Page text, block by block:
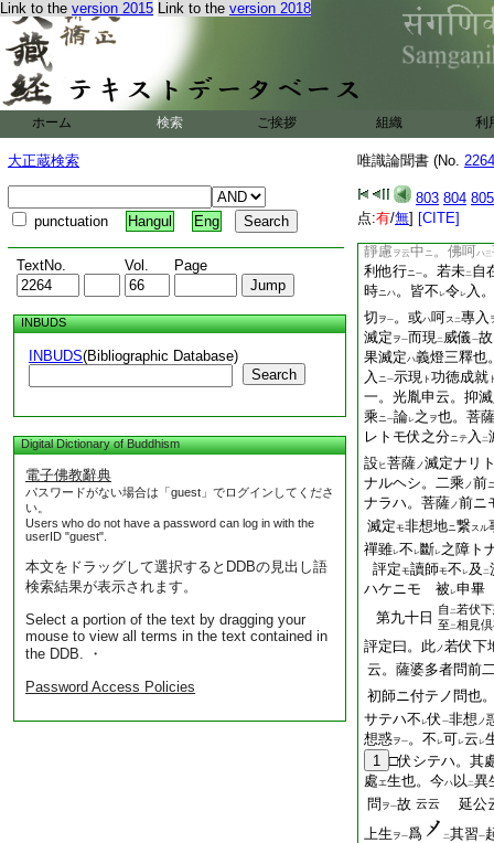
Link to the version 2015 Link to the version 2018
ホーム 検索 ご挨拶 組織 利
大正蔵検索
punctuation Hangul Eng
TextNo. Vol. Page
INBUDS
INBUDS(Bibliographic Database)
Search
Digital Dictionary of Buddhism
電子佛教辭典
パスワードがない場合は「guest」でログインしてくださ
い。
Users who do not have a password can log in with the
userID "guest".
本文をドラッグして選択するとDDBの見出し語
検索結果が表示されます。
Select a portion of the text by dragging your
mouse to view all terms in the text contained in
the DDB. ・
Password Access Policies
唯識論聞書 (No.
803 804 805
点:有/無] [CITE]
欣中ニアルヘシ
一。滅定斷惑二師
讀ハカリ也 讀師
處歟。隨
滅定ヲ
何 讀師云。サコソ
也。苦樂間雜ノ 處カ
故。地獄
難義歟
疏云 餘地心後亦得
現前之下也
靜慮 ヲ云中ニ 。佛呵ハ三
利他行ニ一。若未二 自
時ニハ。皆不 レ令レ 入
切 ヲ一。或ハ呵ス 二專入
滅定 ヲ一而現二 威儀一
果滅定ハ義燈三釋也
入 ニ一示現 ト 功徳成就
一。光胤申云。抑
乘ニ一論レ之 ヲ也。菩薩
レトモ伏之分ニテ 入 二
設ヒ菩薩ノ滅定ナリ
ナルヘシ。二乘 ノ前
ナラハ。菩薩ノ前ニ
滅定モ非想地ニ繋スル
禪雖レ不 レ斷レ之障ト
評定モ讀師モ不 レ及 二
ハケニモ 被 レ申畢
第九十日
自 二若伏
至 二相見
評定曰。此ノ若伏下
云。薩婆多者問前
初師ニ付テノ問也
サテハ不 レ伏 一非想 ノ
想惑ヲ一。不 レ可レ云 レ
1 □伏シテハ。其
處エ生也。今ハ 以 二異
問 ヲ一故 云云
延公
上生 ヲ一爲 二其習一